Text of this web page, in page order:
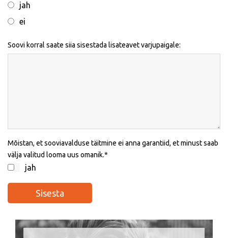
jah
ei
Soovi korral saate siia sisestada lisateavet varjupaigale:
Mõistan, et sooviavalduse täitmine ei anna garantiid, et minust saab
välja valitud looma uus omanik.
jah